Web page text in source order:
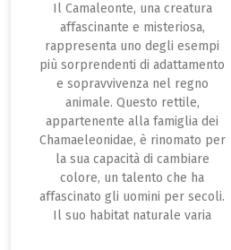
Il Camaleonte, una creatura
affascinante e misteriosa,
rappresenta uno degli esempi
più sorprendenti di adattamento
e sopravvivenza nel regno
animale. Questo rettile,
appartenente alla famiglia dei
Chamaeleonidae, è rinomato per
la sua capacità di cambiare
colore, un talento che ha
affascinato gli uomini per secoli.
Il suo habitat naturale varia